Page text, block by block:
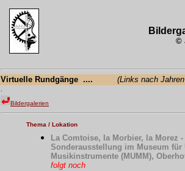
©
Virtuelle Rundgänge .... (Links nach
Bildergalerien
Thema / Lokation
La Comtoise, la Morbier, la Morez
Sonderausstellung im Museum für
Musikinstrumente (MUMM),
folgt noch